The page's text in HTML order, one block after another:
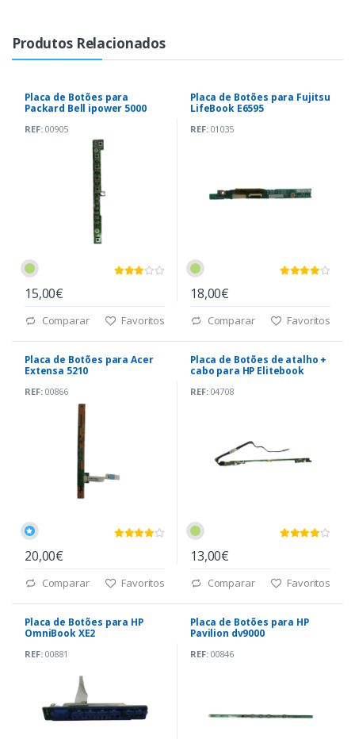
Produtos Relacionados
Placa de Botões para
Packard Bell ipower 5000
REF:00905
15,00€
Comparar Favoritos
Placa de Botões para Fujitsu
LifeBook E6595
REF:01035
18,00€
Comparar Favoritos
Placa de Botões para Acer
Extensa 5210
REF:00866
20,00€
Comparar Favoritos
Placa de Botões de atalho +
cabo para HP Elitebook
REF:04708
13,00€
Comparar Favoritos
Placa de Botões para HP
OmniBook XE2
REF:00881
Placa de Botões para HP
Pavilion dv9000
REF:00846